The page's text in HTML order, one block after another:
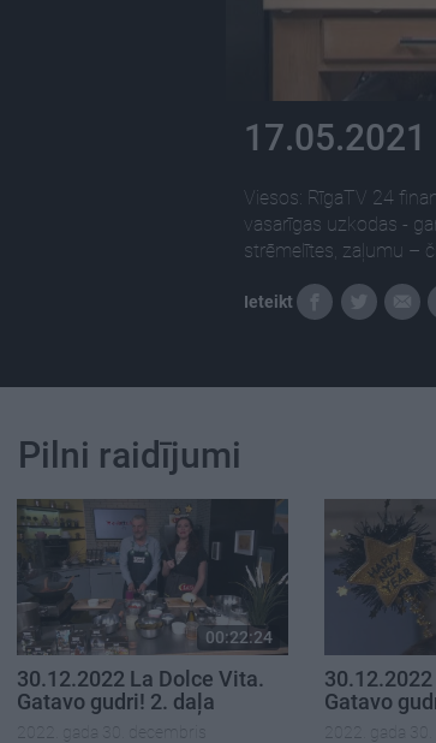
17.05.2021
Viesos: RīgaTV 24
vasarīgas uzkodas -
strēmelītes, zaļumu –
Ieteikt
Pilni raidījumi
00:22:24
30.12.2022 La Dolce Vita.
Gatavo gudri! 2. daļa
2022. gada 30. decembris
Gatavo
2022. gada